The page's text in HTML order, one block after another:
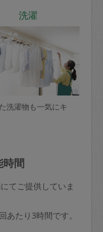
洗濯
洗濯物も一気にキ
時間
てご提供していま
あたり3時間です。